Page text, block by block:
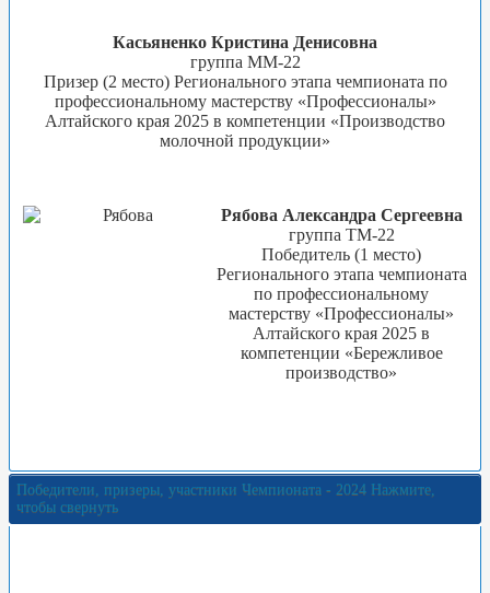
Касьяненко Кристина Денисовна
группа ММ-22
Призер (2 место) Регионального этапа чемпионата по
профессиональному мастерству «Профессионалы»
Алтайского края 2025 в компетенции «Производство
молочной продукции»
Рябова Александра Сергеевна
группа ТМ-22
Победитель (1 место)
Регионального этапа чемпионата
по профессиональному
мастерству «Профессионалы»
Алтайского края 2025 в
компетенции «Бережливое
производство»
Победители, призеры, участники Чемпионата - 2024 Нажмите,
чтобы свернуть